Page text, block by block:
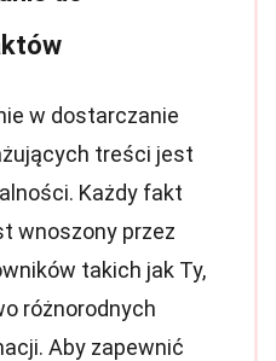
w dostarczanie
treści jest
Każdy fakt
wnoszony przez
takich jak Ty,
różnorodnych
Aby zapewnić